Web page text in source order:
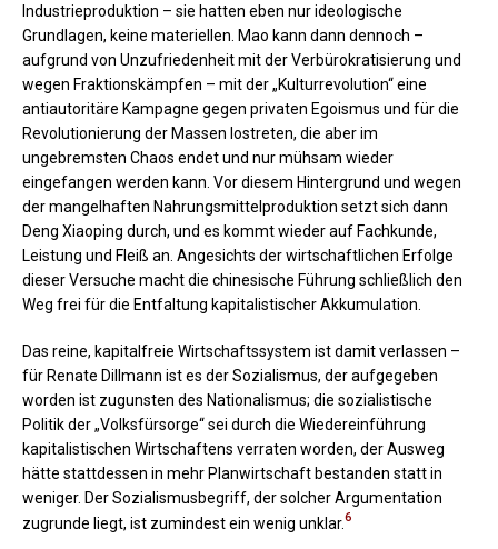
Industrieproduktion – sie hatten eben nur ideologische
Grundlagen, keine materiellen. Mao kann dann dennoch –
aufgrund von Unzufriedenheit mit der Verbürokratisierung und
wegen Fraktionskämpfen – mit der „Kulturrevolution“ eine
antiautoritäre Kampagne gegen privaten Egoismus und für die
Revolutionierung der Massen lostreten, die aber im
ungebremsten Chaos endet und nur mühsam wieder
eingefangen werden kann. Vor diesem Hintergrund und wegen
der mangelhaften Nahrungsmittelproduktion setzt sich dann
Deng Xiaoping durch, und es kommt wieder auf Fachkunde,
Leistung und Fleiß an. Angesichts der wirtschaftlichen Erfolge
dieser Versuche macht die chinesische Führung schließlich den
Weg frei für die Entfaltung kapitalistischer Akkumulation.
Das reine, kapitalfreie Wirtschaftssystem ist damit verlassen –
für Renate Dillmann ist es der Sozialismus, der aufgegeben
worden ist zugunsten des Nationalismus; die sozialistische
Politik der „Volksfürsorge“ sei durch die Wiedereinführung
kapitalistischen Wirtschaftens verraten worden, der Ausweg
hätte stattdessen in mehr Planwirtschaft bestanden statt in
weniger. Der Sozialismusbegriff, der solcher Argumentation
zugrunde liegt, ist zumindest ein wenig unklar.6